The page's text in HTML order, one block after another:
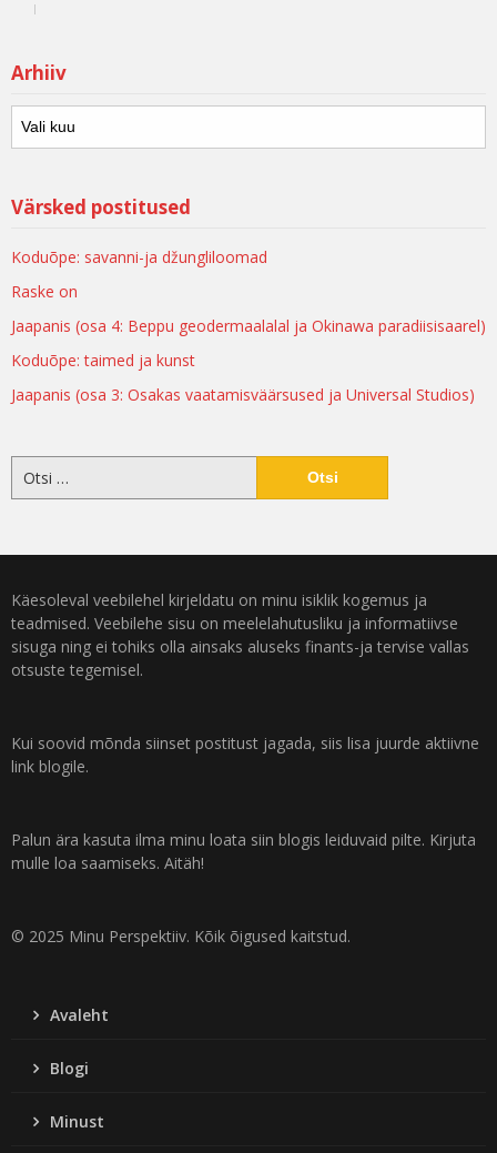
Arhiiv
Värsked postitused
Koduõpe: savanni-ja džungliloomad
Raske on
Jaapanis (osa 4: Beppu geodermaalalal ja Okinawa paradiisisaarel)
Koduõpe: taimed ja kunst
Jaapanis (osa 3: Osakas vaatamisväärsused ja Universal Studios)
Käesoleval veebilehel kirjeldatu on minu isiklik kogemus ja
teadmised. Veebilehe sisu on meelelahutusliku ja informatiivse
sisuga ning ei tohiks olla ainsaks aluseks finants-ja tervise vallas
otsuste tegemisel.
Kui soovid mõnda siinset postitust jagada, siis lisa juurde aktiivne
link blogile.
Palun ära kasuta ilma minu loata siin blogis leiduvaid pilte. Kirjuta
mulle loa saamiseks. Aitäh!
© 2025 Minu Perspektiiv. Kõik õigused kaitstud.
Avaleht
Blogi
Minust